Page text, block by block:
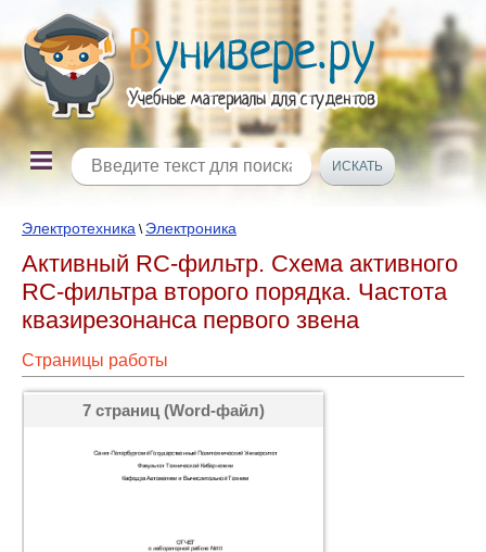
Электротехника \ Электроника
Активный RC-фильтр. Схема активного
RC-фильтра второго порядка. Частота
квазирезонанса первого звена
Страницы работы
7 страниц (Word-файл)